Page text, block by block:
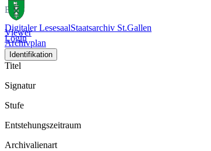
Digitaler LesesaalStaatsarchiv St.Gallen
Login
Bild
Viewer
Archivplan
Identifikation
Titel
Signatur
Stufe
Entstehungszeitraum
Archivalienart